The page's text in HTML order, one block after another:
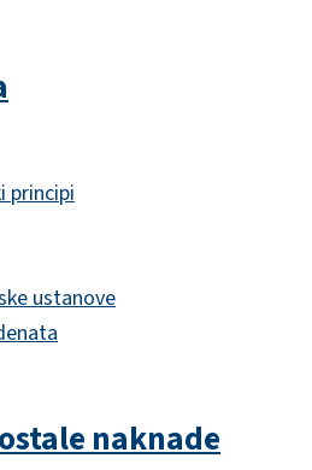
principi
ustanove
naknade